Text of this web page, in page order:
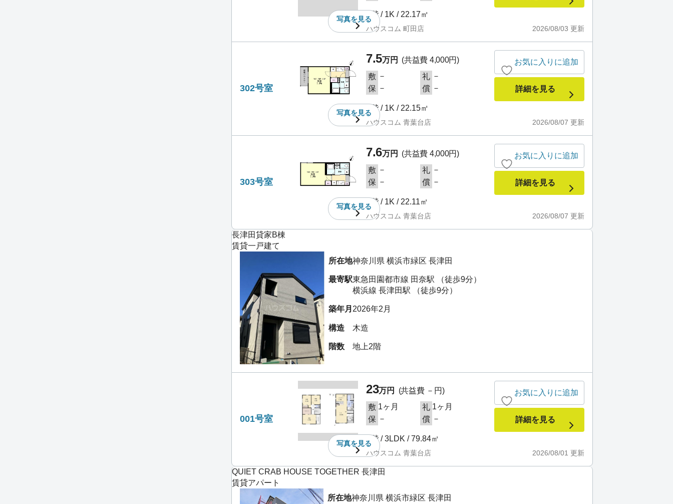
写真を見る
3階 / 1K / 22.17㎡
2026/08/03 更新
ハウスコム 町田店
302号室
写真を見る
7.5万円
(共益費 4,000円)
敷 － 礼 －
保 － 償 －
3階 / 1K / 22.15㎡
2026/08/07 更新
ハウスコム 青葉台店
お気に入りに追加
詳細を見る
303号室
写真を見る
7.6万円
(共益費 4,000円)
敷 － 礼 －
保 － 償 －
3階 / 1K / 22.11㎡
2026/08/07 更新
ハウスコム 青葉台店
お気に入りに追加
詳細を見る
長津田貸家B棟
賃貸一戸建て
所在地神奈川県 横浜市緑区 長津田
最寄駅東急田園都市線 田奈駅 （徒歩9分）
横浜線 長津田駅 （徒歩9分）
築年月 2026年2月
構造 木造
階数 地上2階
001号室
写真を見る
23万円
(共益費 －円)
敷 1ヶ月 礼 1ヶ月
保 － 償 －
1階 / 3LDK / 79.84㎡
2026/08/01 更新
ハウスコム 青葉台店
お気に入りに追加
詳細を見る
QUIET CRAB HOUSE TOGETHER 長津田
賃貸アパート
所在地神奈川県 横浜市緑区 長津田